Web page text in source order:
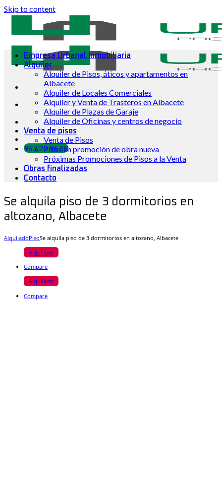
Skip to content
967 22 96 10
Empresa Urbanal Inmobiliaria
Alquiler
Alquiler de Pisos, áticos y apartamentos en
Albacete
Alquiler de Locales Comerciales
Alquiler y Venta de Trasteros en Albacete
Alquiler de Plazas de Garaje
Alquiler de Oficinas y centros de negocio
Venta de pisos
Venta de Pisos
Pisos en promoción de obra nueva
Próximas Promociones de Pisos a la Venta
Obras finalizadas
Contacto
Se alquila piso de 3 dormitorios en
altozano, Albacete
AlquiladoPisoSe alquila piso de 3 dormitorios en altozano, Albacete
Alquilado
Compare
Alquilado
Compare